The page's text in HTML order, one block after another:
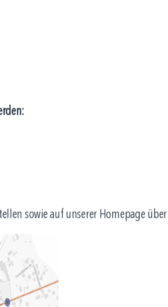
sowie auf unserer Homepage